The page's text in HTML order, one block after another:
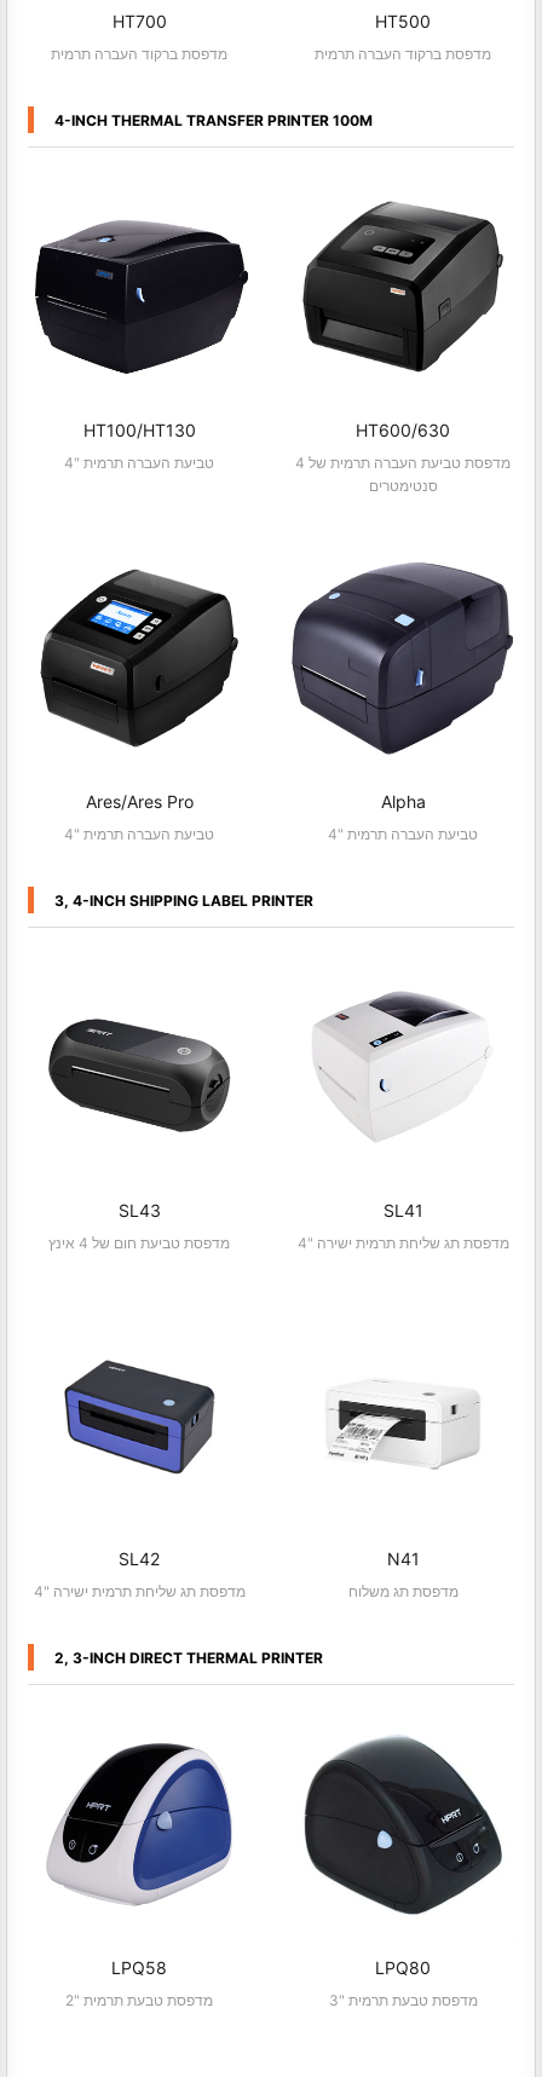
HT700
מדפסת ברקוד העברה תרמית
HT500
מדפסת ברקוד העברה תרמית
4-INCH THERMAL TRANSFER PRINTER 100M
HT100/HT130
4" טביעת העברה תרמית
HT600/630
מדפסת טביעת העברה תרמית של 4
סנטימטרים
Ares/Ares Pro
4" טביעת העברה תרמית
Alpha
4" טביעת העברה תרמית
3, 4-INCH SHIPPING LABEL PRINTER
SL43
מדפסת טביעת חום של 4 אינץ
SL41
4" מדפסת תג שליחת תרמית ישירה
SL42
4" מדפסת תג שליחת תרמית ישירה
N41
מדפסת תג משלוח
2, 3-INCH DIRECT THERMAL PRINTER
LPQ58
2" מדפסת טבעת תרמית
LPQ80
3" מדפסת טבעת תרמית